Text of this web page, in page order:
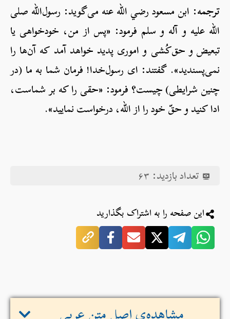
ترجمه: ابن مسعود رضي الله عنه می‌گوید: رسول‌الله صلی
الله علیه و آله و سلم فرمود: «پس از من، خودخواهی یا
تبعیض و حق‌کُشی و اموری پدید خواهد آمد که آن‌ها را
نمی‌پسندید». گفتند: ای رسول‌خدا! فرمان شما به ما (در
چنین شرایطی) چیست؟ فرمود: «حقی را که بر شماست،
ادا کنید و حقّ خود را از الله، درخواست نمایید».
تعداد بازدید: ۶۳
این صفحه را به اشتراک بگذارید